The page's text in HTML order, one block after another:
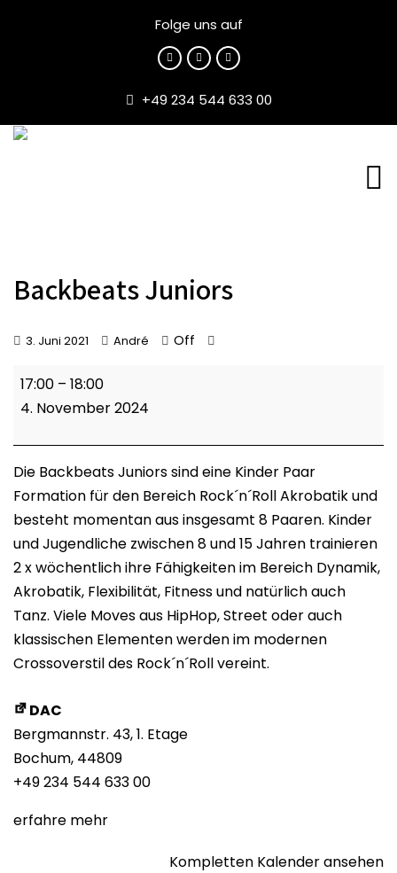
Folge uns auf
+49 234 544 633 00
Backbeats Juniors
3. Juni 2021 André Off
Backbeats
Juniors
17:00 – 18:00
4. November 2024
Die Backbeats Juniors sind eine Kinder Paar
Formation für den Bereich Rock´n´Roll Akrobatik und
besteht momentan aus insgesamt 8 Paaren. Kinder
und Jugendliche zwischen 8 und 15 Jahren trainieren
2 x wöchentlich ihre Fähigkeiten im Bereich Dynamik,
Akrobatik, Flexibilität, Fitness und natürlich auch
Tanz. Viele Moves aus HipHop, Street oder auch
klassischen Elementen werden im modernen
Crossoverstil des Rock´n´Roll vereint.
DAC
Bergmannstr. 43 1. Etage
Bochum, 44809
+49 234 544 633 00
erfahre mehr
Kompletten Kalender ansehen